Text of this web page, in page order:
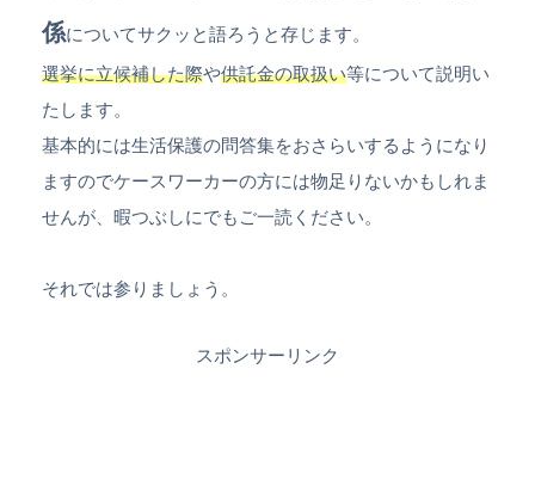
係についてサクッと語ろうと存じます。
選挙に立候補した際や供託金の取扱い等について説明い
たします。
基本的には生活保護の問答集をおさらいするようになり
ますのでケースワーカーの方には物足りないかもしれま
せんが、暇つぶしにでもご一読ください。
それでは参りましょう。
スポンサーリンク